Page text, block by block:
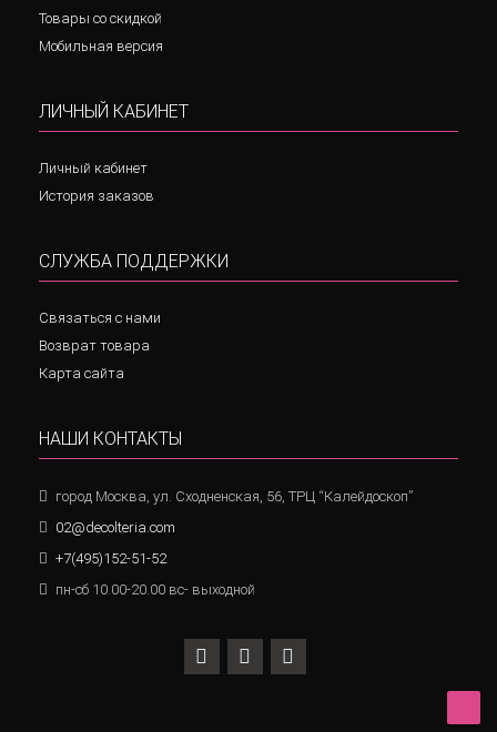
Товары со скидкой
Мобильная версия
ЛИЧНЫЙ КАБИНЕТ
Личный кабинет
История заказов
СЛУЖБА ПОДДЕРЖКИ
Связаться с нами
Возврат товара
Карта сайта
НАШИ КОНТАКТЫ
город Москва, ул. Сходненская, 56, ТРЦ “Калейдоскоп”
02@decolteria.com
+7(495)152-51-52
пн-сб 10.00-20.00 вс- выходной